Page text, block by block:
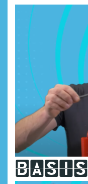
basis